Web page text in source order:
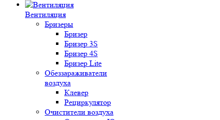
Вентиляция
Бризеры
Бризер
Бризер 3S
Бризер 4S
Бризер Lite
Обеззараживатели
воздуха
Клевер
Рециркулятор
Очистители воздуха